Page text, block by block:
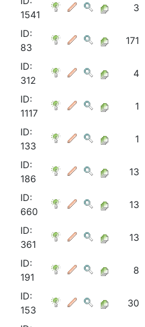
1541
3
ID:
83
171
ID:
312
4
ID:
1117
1
ID:
133
1
ID:
186
13
ID:
660
13
ID:
361
13
ID:
191
8
ID:
153
30